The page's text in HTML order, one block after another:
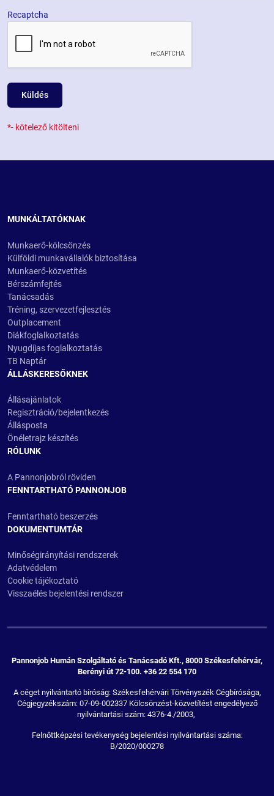
Recaptcha
Küldés
*- kötelező kitölteni
MUNKÁLTATÓKNAK
Munkaerő-kölcsönzés
Külföldi munkavállalók biztosítása
Munkaerő-közvetítés
Bérszámfejtés
Tanácsadás
Tréning, szervezetfejlesztés
Outplacement
Diákfoglalkoztatás
Nyugdíjas foglalkoztatás
TB Naptár
ÁLLÁSKERESŐKNEK
Állásajánlatok
Regisztráció/bejelentkezés
Állásposta
Önéletrajz készítés
RÓLUNK
A Pannonjobról röviden
FENNTARTHATÓ PANNONJOB
Fenntartható beszerzés
DOKUMENTUMTÁR
Minőségirányítási rendszerek
Adatvédelem
Cookie tájékoztató
Visszaélés bejelentési rendszer
Pannonjob Humán Szolgáltató és Tanácsadó Kft., 8000 Székesfehérvár,
Berényi út 72-100. +36 22 554 170
A céget nyilvántartó bíróság: Székesfehérvári Törvényszék Cégbírósága,
Cégjegyzékszám: 07-09-002337 Kölcsönzést-közvetítést engedélyező
nyilvántartási szám: 4376-4./2003,
Felnőttképzési tevékenység bejelentési nyilvántartási száma:
B/2020/000278